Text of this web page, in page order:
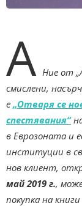
A Ние от
смислени,
е „Отваря се
спестявания“
в Еврозоната и
институции в
нов клиент,
май 2019 г.,
покупка на